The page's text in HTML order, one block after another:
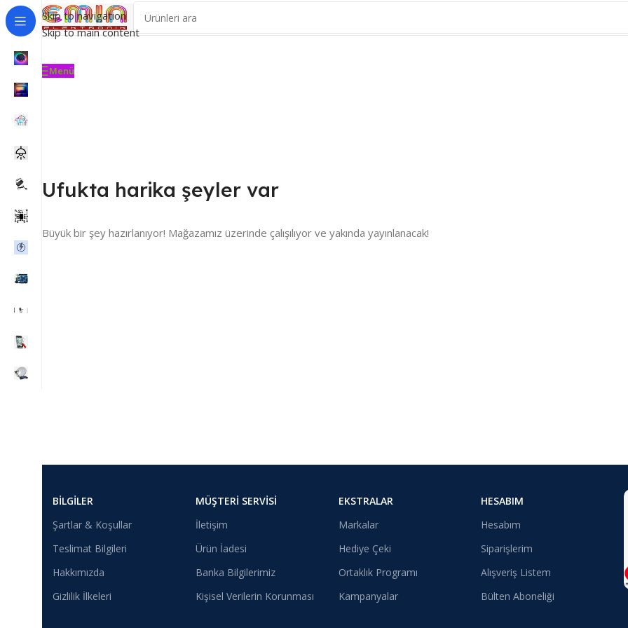
Skip to navigation
Skip to main content
Menü
Ufukta harika şeyler var
Büyük bir şey hazırlanıyor! Mağazamız üzerinde çalışılıyor ve yakında yayınlanacak!
BILGILER
Şartlar & Koşullar
Teslimat Bilgileri
Hakkımızda
Gizlilik İlkeleri
MÜŞTERI SERVISI
İletişim
Ürün İadesi
Banka Bilgilerimiz
Kişisel Verilerin Korunması
EKSTRALAR
Markalar
Hediye Çeki
Ortaklık Programı
Kampanyalar
HESABIM
Hesabım
Siparişlerim
Alışveriş Listem
Bülten Aboneliği